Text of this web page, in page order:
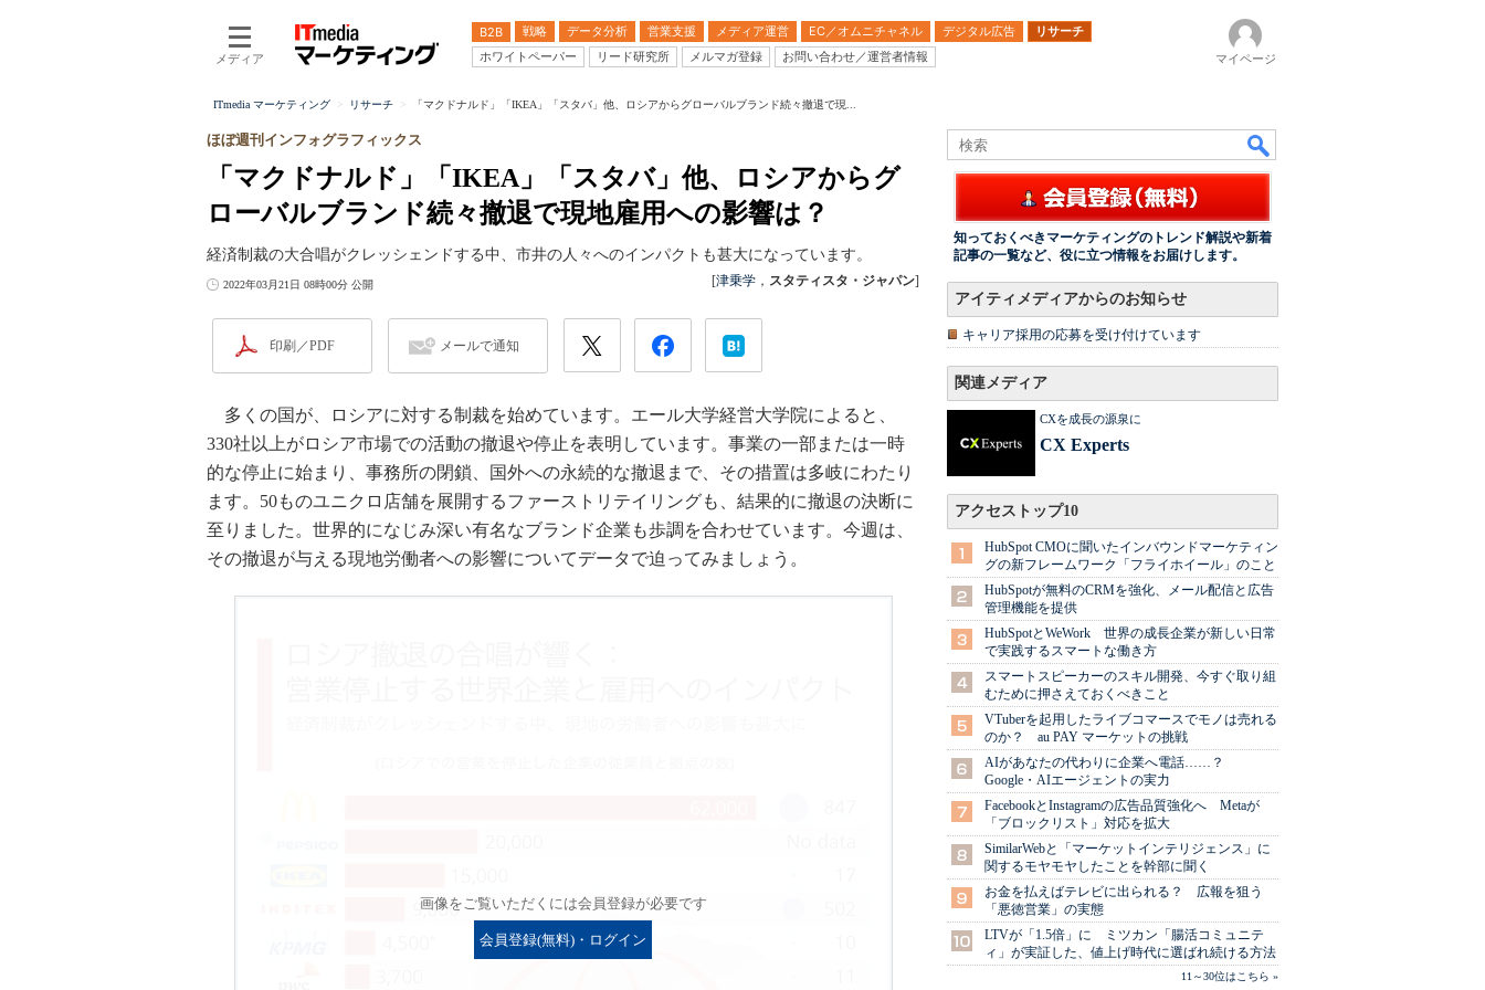
メディア
B2B 戦略 データ分析 営業支援 メディア運営 EC／オムニチャネル デジタル広告
リサーチ
ホワイトペーパー
リード研究所 メルマガ登録 お問い合わせ／運営者情報 マイページ
ITmedia マーケティング リサーチ 「マクドナルド」「IKEA」「スタバ」他、ロシアからグローバルブランド続々撤退で現...
「マクドナルド」「IKEA」「スタバ」他、ロシアからグ
ローバルブランド続々撤退で現地雇用への影響は？
ほぼ週刊インフォグラフィックス
経済制裁の大合唱がクレッシェンドする中、市井の人々へのインパクトも甚大になっています。
2022年03月21日 08時00分 公開 [津乗学 ， スタティスタ・ジャパン]
印刷／PDF メールで通知
多くの国が、ロシアに対する制裁を始めています。エール大学経営大学院によると、
330社以上がロシア市場での活動の撤退や停止を表明しています。事業の一部または一時
的な停止に始まり、事務所の閉鎖、国外への永続的な撤退まで、その措置は多岐にわたり
ます。50ものユニクロ店舗を展開するファーストリテイリングも、結果的に撤退の決断に
至りました。世界的になじみ深い有名なブランド企業も歩調を合わせています。今週は、
その撤退が与える現地労働者への影響についてデータで迫ってみましょう。
画像をご覧いただくには会員登録が必要です
会員登録(無料)・ログイン
知っておくべきマーケティングのトレンド解説や新着
記事の一覧など、役に立つ情報をお届けします。
アイティメディアからのお知らせ
キャリア採用の応募を受け付けています
関連メディア
CXを成長の源泉に
CX Experts
アクセストップ10
HubSpot CMOに聞いたインバウンドマーケティン
グの新フレームワーク「フライホイール」のこと
HubSpotが無料のCRMを強化、メール配信と広告
管理機能を提供
HubSpotとWeWork 世界の成長企業が新しい日常
で実践するスマートな働き方
スマートスピーカーのスキル開発、今すぐ取り組
むために押さえておくべきこと
VTuberを起用したライブコマースでモノは売れる
のか？ au PAY マーケットの挑戦
AIがあなたの代わりに企業へ電話……？
Google・AIエージェントの実力
FacebookとInstagramの広告品質強化へ Metaが
「ブロックリスト」対応を拡大
SimilarWebと「マーケットインテリジェンス」に
関するモヤモヤしたことを幹部に聞く
お金を払えばテレビに出られる？ 広報を狙う
「悪徳営業」の実態
LTVが「1.5倍」に ミツカン「腸活コミュニテ
ィ」が実証した、値上げ時代に選ばれ続ける方法
11～30位はこちら »